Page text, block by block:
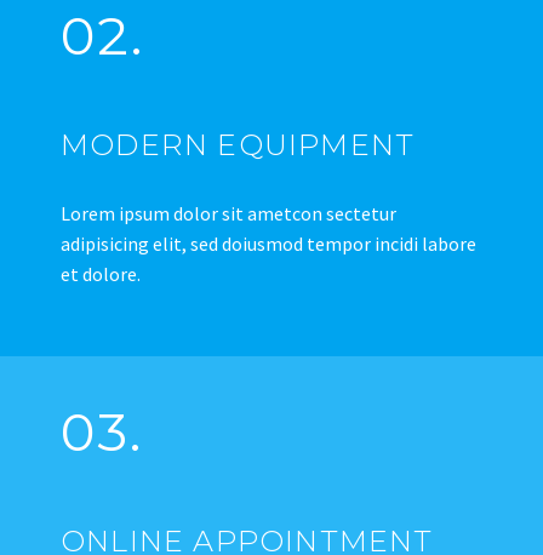
02.
MODERN EQUIPMENT
Lorem ipsum dolor sit ametcon sectetur
adipisicing elit, sed doiusmod tempor incidi labore
et dolore.
03.
ONLINE APPOINTMENT